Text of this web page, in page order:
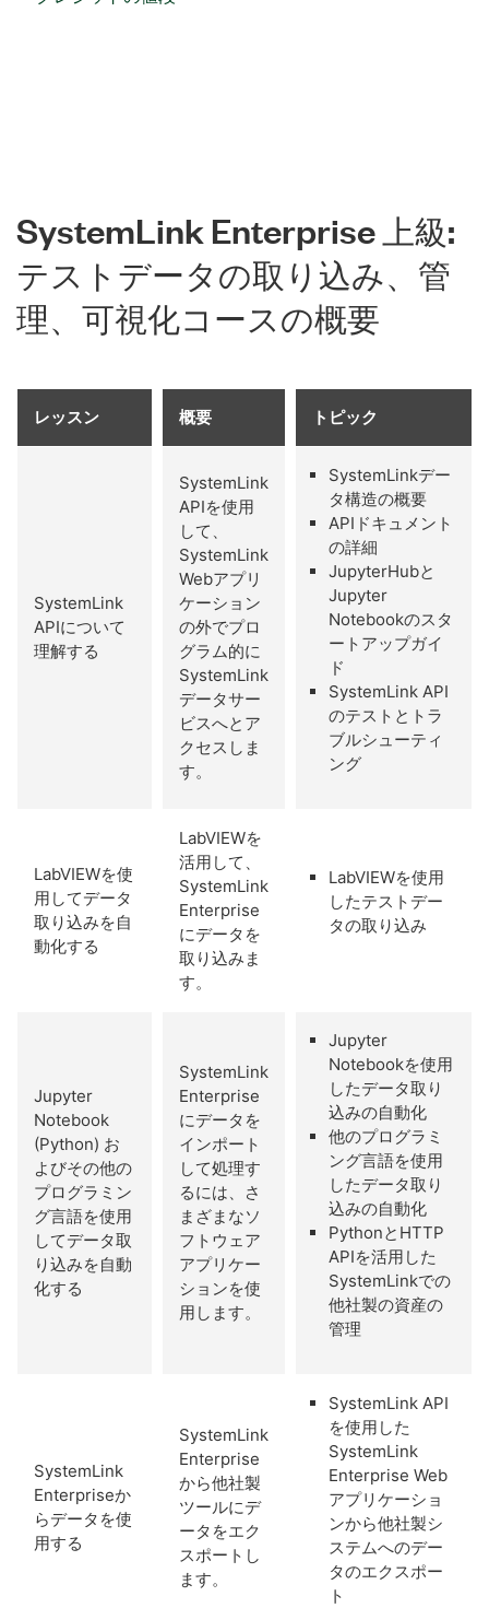
SystemLink Enterprise 上級:
テスト データの取り込み、 管
理、 可視化コースの概要
レッスン 概要 トピック
SystemLink
APIについて
理解する
SystemLink
APIを使用
して、
SystemLink
Webアプリ
ケーション
の外でプロ
グラム的に
SystemLink
データサー
ビスへとア
クセスしま
す。
SystemLinkデー
タ構造の概要
APIドキュメント
の詳細
JupyterHubと
Jupyter
Notebookのスタ
ートアップガイ
ド
SystemLink API
のテストとトラ
ブルシューティ
ング
LabVIEWを使
用してデータ
取り込みを自
動化する
LabVIEWを
活用して、
SystemLink
Enterprise
にデータを
取り込みま
す。
LabVIEWを使用
したテストデー
タの取り込み
Jupyter
Notebook
(Python) お
よびその他の
プログラミン
グ言語を使用
してデータ取
り込みを自動
化する
SystemLink
Enterprise
にデータを
インポート
して処理す
るには、さ
まざまなソ
フトウェア
アプリケー
ションを使
用します。
Jupyter
Notebookを使用
したデータ取り
込みの自動化
他のプログラミ
ング言語を使用
したデータ取り
込みの自動化
PythonとHTTP
APIを活用した
SystemLinkでの
他社製の資産の
管理
SystemLink
Enterpriseか
らデータを使
用する
SystemLink
Enterprise
から他社製
ツールにデ
ータをエク
スポートし
ます。
SystemLink API
を使用した
SystemLink
Enterprise Web
アプリケーショ
ンから他社製シ
ステムへのデー
タのエクスポー
ト